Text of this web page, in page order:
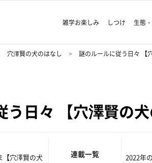
雑学お楽しみ しつけ 生態
穴澤賢の犬のはなし 謎のルールに従う日々 【
日々 【穴澤賢の犬
【穴澤賢の犬
連載一覧 2022年